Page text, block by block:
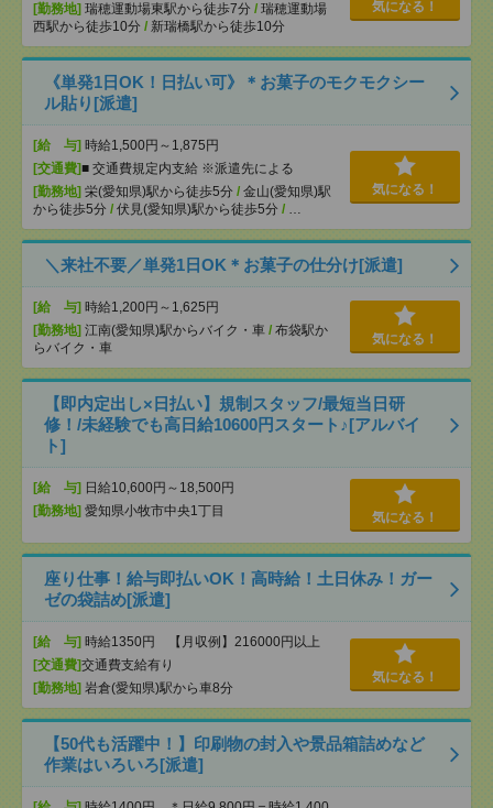
[勤務地] 瑞穂運動場東駅から徒歩7分 / 瑞穂運動場
西駅から徒歩10分 / 新瑞橋駅から徒歩10分
気になる！
《単発1日OK！日払い可》＊お菓子のモクモクシー
ル貼り[派遣]
[給 与] 時給1,500円～1,875円
[交通費]■ 交通費規定内支給 ※派遣先による
[勤務地] 栄(愛知県)駅から徒歩5分 / 金山(愛知県)駅
から徒歩5分 / 伏見(愛知県)駅から徒歩5分 / …
気になる！
＼来社不要／単発1日OK＊お菓子の仕分け[派遣]
[給 与] 時給1,200円～1,625円
[勤務地] 江南(愛知県)駅からバイク・車 / 布袋駅か
らバイク・車
気になる！
【即内定出し×日払い】規制スタッフ/最短当日研
修！/未経験でも高日給10600円スタート♪[アルバイ
ト]
[給 与] 日給10,600円～18,500円
[勤務地] 愛知県小牧市中央1丁目 気になる！
座り仕事！給与即払いOK！高時給！土日休み！ガー
ゼの袋詰め[派遣]
[給 与] 時給1350円 【月収例】216000円以上
[交通費]交通費支給有り
[勤務地] 岩倉(愛知県)駅から車8分
気になる！
【50代も活躍中！】印刷物の封入や景品箱詰めなど
作業はいろいろ[派遣]